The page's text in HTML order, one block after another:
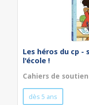
Les héros du cp -
l'école !
Cahiers de
dès 5 ans